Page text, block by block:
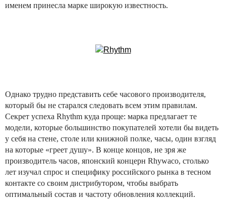
именем принесла марке широкую известность.
Однако трудно представить себе часового производителя,
который бы не старался следовать всем этим правилам.
Секрет успеха Rhythm куда проще: марка предлагает те
модели, которые большинство покупателей хотели бы видеть
у себя на стене, столе или книжной полке, часы, один взгляд
на которые «греет душу». В конце концов, не зря же
производитель часов, японский концерн Rhywaco, столько
лет изучал спрос и специфику российского рынка в тесном
контакте со своим дистрибутором, чтобы выбрать
оптимальный состав и частоту обновления коллекций.